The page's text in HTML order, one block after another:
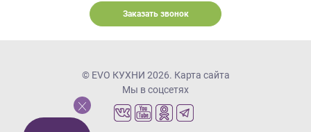
Заказать звонок
© EVO КУХНИ 2026. Карта сайта
Мы в соцсетях